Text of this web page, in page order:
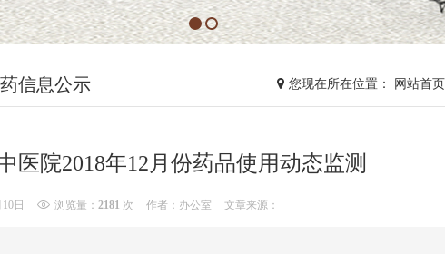
您现在所在位置： 网站首页
信息公示
医院2018年12月份药品使用动态监测
日 浏览量： 2181 次 作者：办公室 文章来源：